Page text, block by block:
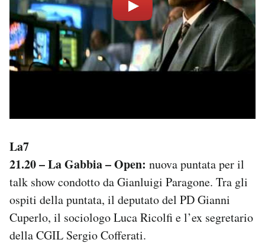
La7
21.20 – La Gabbia – Open: nuova puntata per il
talk show condotto da Gianluigi Paragone. Tra gli
ospiti della puntata, il deputato del PD Gianni
Cuperlo, il sociologo Luca Ricolfi e l’ex segretario
della CGIL Sergio Cofferati.